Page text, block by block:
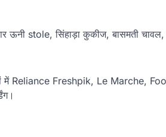
ऊनी stole, सिंहाड़ा कुकीज, बासमती
में Reliance Freshpik, Le Marche,